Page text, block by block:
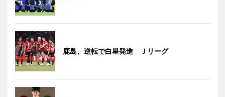
鹿島、逆転で白星発進 Ｊリーグ